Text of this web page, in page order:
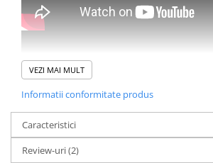
VEZI MAI MULT
Informatii conformitate produs
Caracteristici
Review-uri(2)